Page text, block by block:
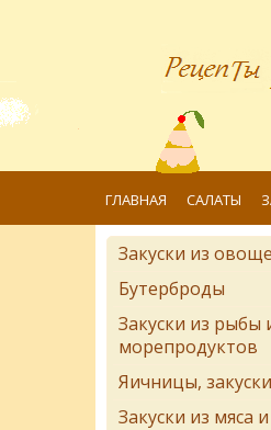
ГЛАВНАЯ САЛАТЫ
Закуски из
Бутерброды
Закуски из рыбы
морепродуктов
Яичницы,
Закуски из мяса